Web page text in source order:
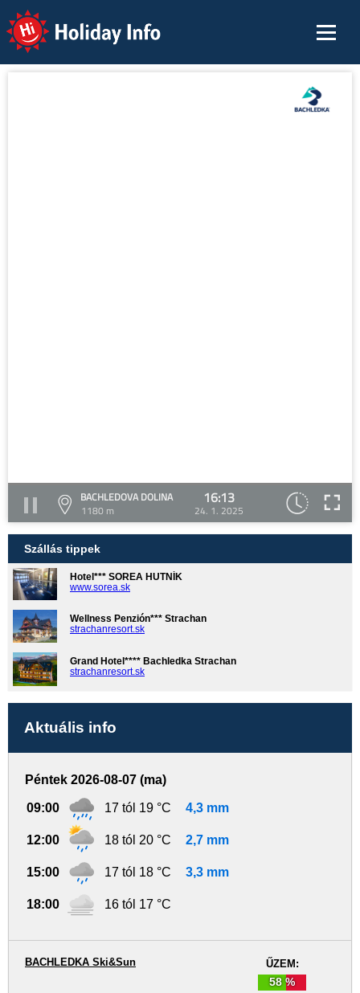
Holiday Info
BACHLEDOVA DOLINA
1180 m
16:13
24. 1. 2025
Szállás tippek
Hotel*** SOREA HUTNÍK
www.sorea.sk
Wellness Penzión*** Strachan
strachanresort.sk
Grand Hotel**** Bachledka Strachan
strachanresort.sk
Aktuális info
Péntek 2026-08-07 (ma)
09:00 17 tól 19 °C 4,3 mm
12:00 18 tól 20 °C 2,7 mm
15:00 17 tól 18 °C 3,3 mm
18:00 16 tól 17 °C
ŰZEM:
58 %
BACHLEDKA Ski&Sun